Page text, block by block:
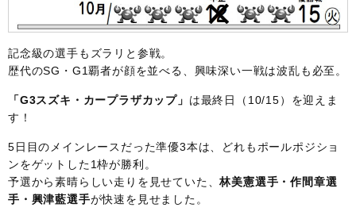
記念級の選手もズラリと参戦。
歴代のSG・G1覇者が顔を並べる、興味深い一戦は波乱も必至。
「G3スズキ・カープラザカップ」 は最終日（10/15）を迎えま
す！
5日目のメインレースだった準優3本は、どれもポールポジショ
ンをゲットした1枠が勝利。
予選から素晴らしい走りを見せていた、林美憲選手・作間章選
手・興津藍選手が快速を見せました。